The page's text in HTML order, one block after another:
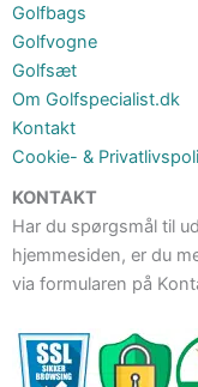
Golfbags
Golfvogne
Golfsæt
Om Golfspecialist.dk
Kontakt
Cookie- &
KONTAKT
Har du spørgsmål til
hjemmesiden, er du
via formularen på